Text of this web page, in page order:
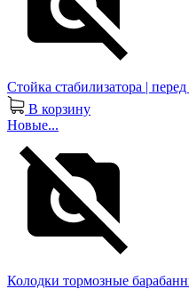
Стойка стабилизатора |
В корзину
Новые...
Колодки тормозные